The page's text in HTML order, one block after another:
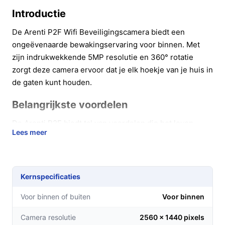
Introductie
De Arenti P2F Wifi Beveiligingscamera biedt een
ongeëvenaarde bewakingservaring voor binnen. Met
zijn indrukwekkende 5MP resolutie en 360° rotatie
zorgt deze camera ervoor dat je elk hoekje van je huis in
de gaten kunt houden.
Belangrijkste voordelen
eenvoudiger en veiliger maken:
je elk detail kunt zien, zowel overdag als 's nachts.
Met de 355° horizontale en 95° verticale draai
mogelijkheden kun je eenvoudig de camera richten
de gaten houden van kinderen of huisdieren.
Lees meer
Kernspecificaties
Voor binnen of buiten Voor binnen
Camera resolutie 2560 x 1440 pixels